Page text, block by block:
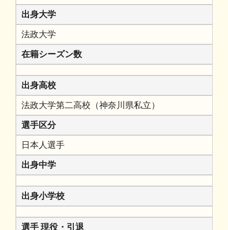
出身大学
法政大学
在籍シーズン数
出身高校
法政大学第二高校（神奈川県私立）
選手区分
日本人選手
出身中学
出身小学校
選手 現役・引退